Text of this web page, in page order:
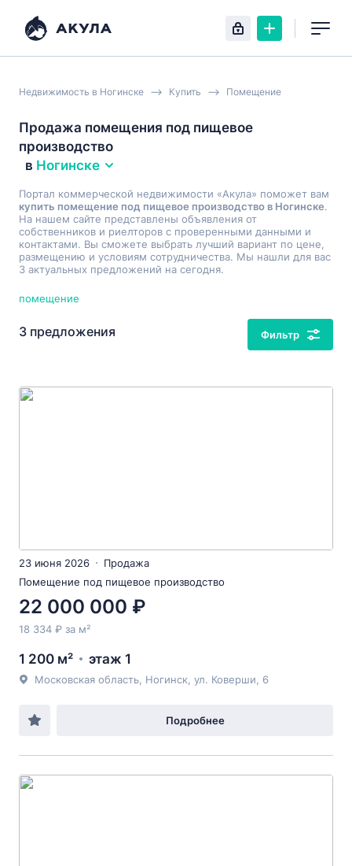
Недвижимость в Ногинске Купить Помещение
Продажа помещения под пищевое
производство
в Ногинске
Портал коммерческой недвижимости «Акула» поможет вам
купить помещение под пищевое производство в Ногинске.
На нашем сайте представлены объявления от
собственников и риелторов с проверенными данными и
контактами. Вы сможете выбрать лучший вариант по цене,
размещению и условиям сотрудничества. Мы нашли для вас
3 актуальных предложений на сегодня.
помещение
3 предложения Фильтр
23 июня 2026
Продажа
Помещение под пищевое производство
22 000 000 ₽
18 334 ₽ за м²
1 200 м² этаж 1
Московская область, Ногинск, ул. Коверши, 6
Подробнее